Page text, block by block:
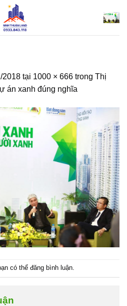
2018 tại 1000 × 666 trong Thị
án xanh đúng nghĩa
có thể đăng bình luận